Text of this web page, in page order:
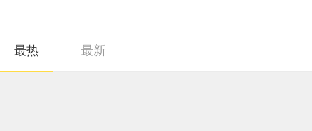
最热 最新